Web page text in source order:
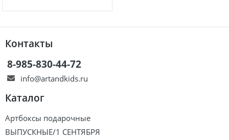
Контакты
8-985-830-44-72
info@artandkids.ru
Каталог
Артбоксы подарочные
ВЫПУСКНЫЕ/1 СЕНТЯБРЯ